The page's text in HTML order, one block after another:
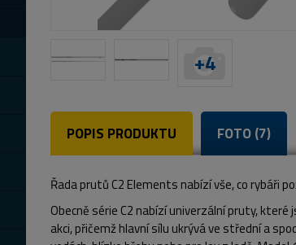
+4
POPIS PRODUKTU FOTO (7)
Řada prutů C2 Elements nabízí vše, co rybáři
Obecně série C2 nabízí univerzální pruty,
akci, přičemž hlavní sílu ukrývá ve střední a